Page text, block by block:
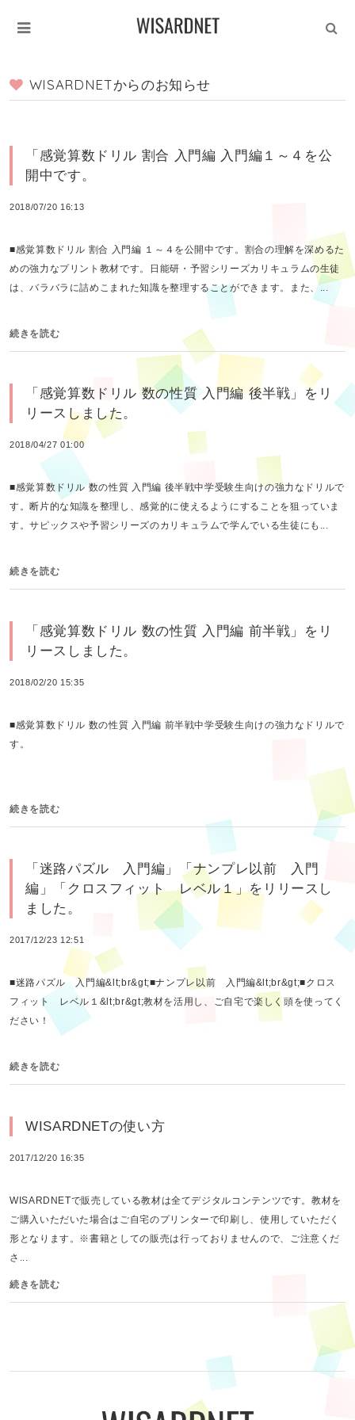
WISARDNETからのお知らせ
「感覚算数ドリル 割合 入門編 入門編１～４を公
開中です。
2018/07/20 16:13
■感覚算数ドリル 割合 入門編 １～４を公開中です。割合の理解を深めるた
めの強力なプリント教材です。日能研・予習シリーズカリキュラムの生徒
は、バラバラに詰めこまれた知識を整理することができます。また、...
続きを読む
「感覚算数ドリル 数の性質 入門編 後半戦」をリ
リースしました。
2018/04/27 01:00
■感覚算数ドリル 数の性質 入門編 後半戦中学受験生向けの強力なドリルで
す。断片的な知識を整理し、感覚的に使えるようにすることを狙っていま
す。サピックスや予習シリーズのカリキュラムで学んでいる生徒にも...
続きを読む
「感覚算数ドリル 数の性質 入門編 前半戦」をリ
リースしました。
2018/02/20 15:35
■感覚算数ドリル 数の性質 入門編 前半戦中学受験生向けの強力なドリルで
す。
続きを読む
「迷路パズル 入門編」「ナンプレ以前 入門
編」「クロスフィット レベル１」をリリースし
ました。
2017/12/23 12:51
■迷路パズル 入門編&lt;br&gt;■ナンプレ以前 入門編&lt;br&gt;■クロス
フィット レベル１&lt;br&gt;教材を活用し、ご自宅で楽しく頭を使ってく
ださい！
続きを読む
WISARDNETの使い方
2017/12/20 16:35
WISARDNETで販売している教材は全てデジタルコンテンツです。教材を
ご購入いただいた場合はご自宅のプリンターで印刷し、使用していただく
形となります。※書籍としての販売は行っておりませんので、ご注意くだ
さ...
続きを読む